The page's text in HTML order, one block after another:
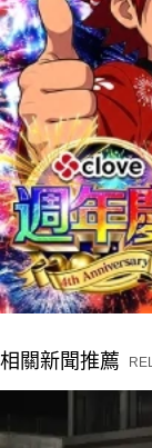
相關新聞推薦